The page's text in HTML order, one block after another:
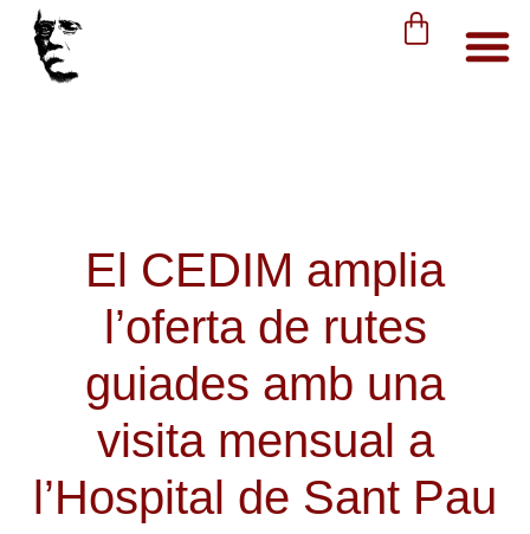
El CEDIM amplia
l’oferta de rutes
guiades amb una
visita mensual a
l’Hospital de Sant Pau